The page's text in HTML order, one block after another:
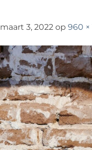
maart 3, 2022 op 960 ×